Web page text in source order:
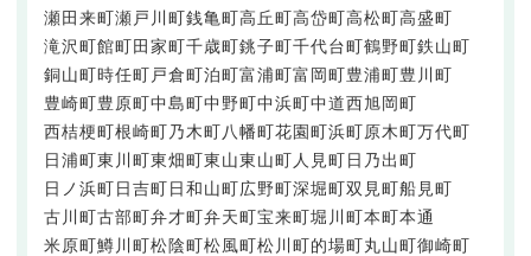
瀬田来町瀬戸川町銭亀町高丘町高岱町高松町高盛町
滝沢町館町田家町千歳町銚子町千代台町鶴野町鉄山町
銅山町時任町 戸倉町泊町富浦町富岡町豊浦町豊川町
豊崎町豊原町中島町中野町中浜町中道西旭岡町
西桔梗町根崎町乃木町八幡町花園町浜町原木町万代町
日浦町東川町東畑町東山東山町 人見町日乃出町
日ノ浜町日吉町日和山町広野町深堀町双見町船見町
古川町古部町弁才町弁天町宝来町堀川町本町本通
米原町鱒川町松陰町松風町松川町的場町丸山町御崎町